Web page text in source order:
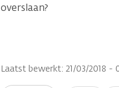
overslaan?
Laatst bewerkt: 21/03/2018 -